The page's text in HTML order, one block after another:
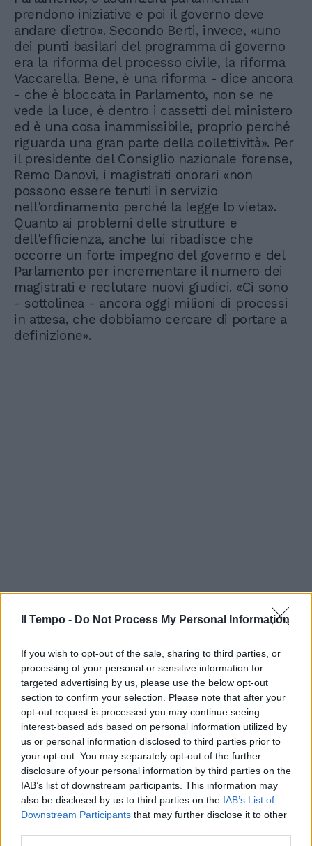
Il Tempo - Do Not Process My Personal Information
If you wish to opt-out of the sale, sharing to third parties, or
processing of your personal or sensitive information for
targeted advertising by us, please use the below opt-out
section to confirm your selection. Please note that after your
opt-out request is processed you may continue seeing
interest-based ads based on personal information utilized by
us or personal information disclosed to third parties prior to
your opt-out. You may separately opt-out of the further
disclosure of your personal information by third parties on the
IAB’s list of downstream participants. This information may
also be disclosed by us to third parties on the IAB’s List of
Downstream Participants that may further disclose it to other
prendono iniziative e poi il governo deve
andare dietro». Secondo Berti, invece, «uno
dei punti basilari del programma di governo
era la riforma del processo civile, la riforma
Vaccarella. Bene, è una riforma - dice ancora
- che è bloccata in Parlamento, non se ne
vede la luce, è dentro i cassetti del ministero
ed è una cosa inammissibile, proprio perché
riguarda una gran parte della collettività». Per
il presidente del Consiglio nazionale forense,
Remo Danovi, i magistrati onorari «non
possono essere tenuti in servizio
nell'ordinamento perché la legge lo vieta».
Quanto ai problemi delle strutture e
dell'efficienza, anche lui ribadisce che
occorre un forte impegno del governo e del
Parlamento per incrementare il numero dei
magistrati e reclutare nuovi giudici. «Ci sono
- sottolinea - ancora oggi milioni di processi
in attesa, che dobbiamo cercare di portare a
definizione».
In evidenza